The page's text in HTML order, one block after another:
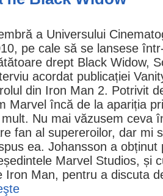
a Universului
, pe cale să se lansese
drept Black Widow,
acordat publicației
din Iron Man 2. Potrivit
Marvel încă de la apariția
Nu mai văzusem ceva
fan al supereroilor, dar mi
ea. Johansson a
Marvel Studios, și
Iron Man, pentru a discuta